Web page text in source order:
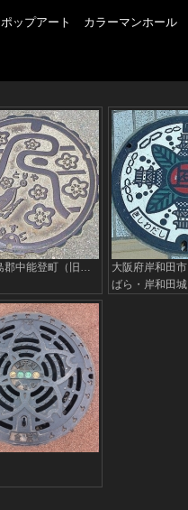
ポップアート カラーマンホール
大阪府岸和田市
ばら・岸和田城